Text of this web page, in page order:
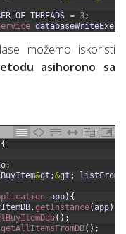
= 3;
možemo iskoristi
asihorono sa
{
;
BuyItem&gt ;&gt ;
app) {
.getInstance(app)
( ) ;
getAllItemsFromDB( ) ;